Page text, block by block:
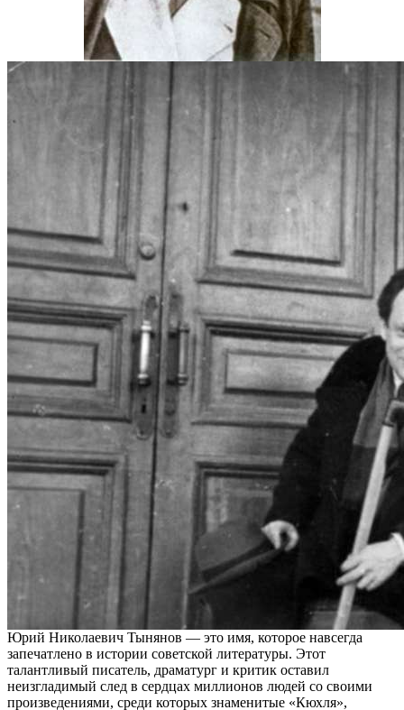
Юрий Николаевич Тынянов — это имя, которое навсегда
запечатлено в истории советской литературы. Этот
талантливый писатель, драматург и критик оставил
неизгладимый след в сердцах миллионов людей со своими
произведениями, среди которых знаменитые «Кюхля»,